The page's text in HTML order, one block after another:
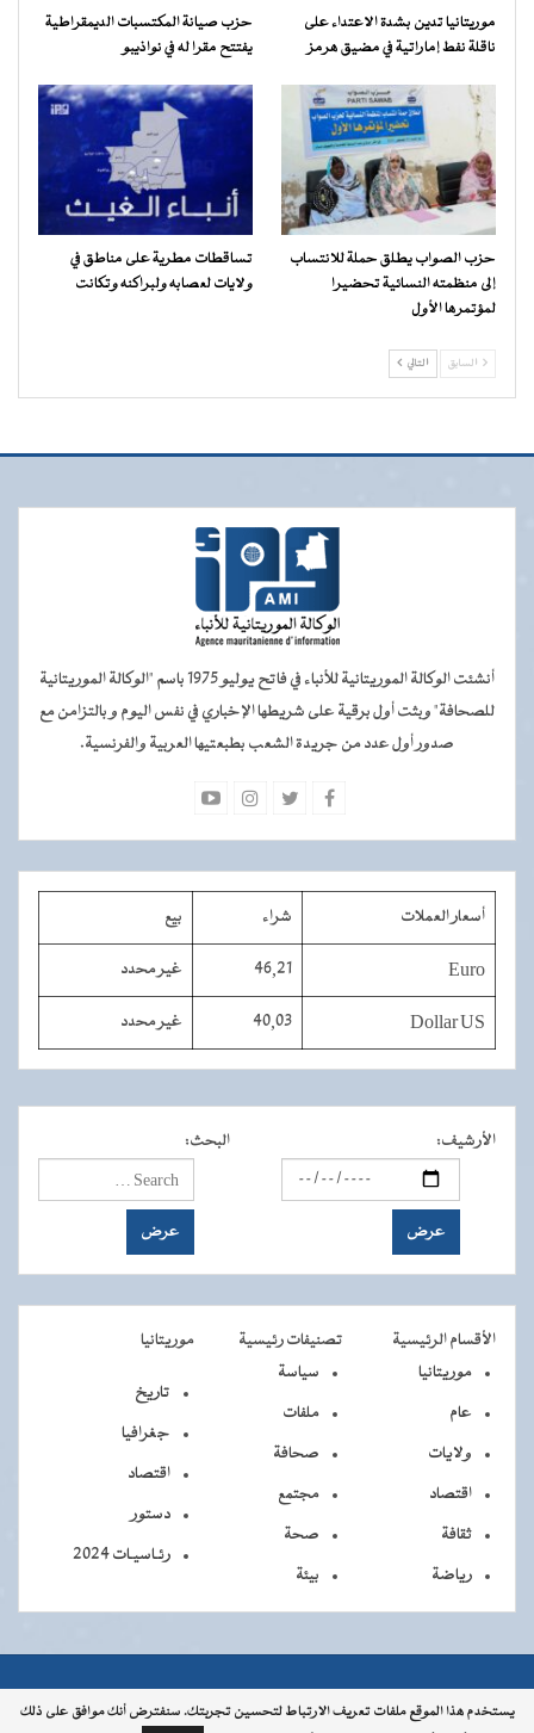
موريتانيا تدين بشدة الاعتداء على
ناقلة نفط إماراتية في مضيق هرمز
حزب صيانة المكتسبات الديمقراطية
يفتتح مقرا له في نواذيبو
حزب الصواب يطلق حملة للانتساب
إلى منظمته النسائية تحضيرا
لمؤتمرها الأول
تساقطات مطرية على مناطق في
ولايات لعصابه ولبراكنه وتكانت
السابق التالي
أنشئت الوكالة الموريتانية للأنباء في فاتح يوليو 1975 باسم "الوكالة الموريتانية
للصحافة" وبثت أول برقية على شريطها الإخباري في نفس اليوم و بالتزامن مع
صدور أول عدد من جريدة الشعب بطبعتيها العربية والفرنسية.
أسعار العملات شراء بيع
Euro
46,21 غير محدد
Dollar US
40,03 غير محدد
الأرشيف: البحث:
الأقسام الرئيسية تصنيفات رئيسية
موريتانيا
موريتانيا
عام
ولايات
اقتصاد
ثقافة
رياضة
سياسة
ملفات
صحافة
مجتمع
صحة
بيئة
تاريخ
جغرافيا
اقتصاد
دستور
رئـاسيـات 2024
جميــــع جميع الحقوق محفوظة © 2026 - الوكالة الموريتانية للأنباء
يستخدم هذا الموقع ملفات تعريف الارتباط لتحسين تجربتك. سنفترض أنك موافق على ذلك